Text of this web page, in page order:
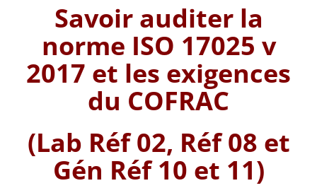
Savoir auditer la
norme ISO 17025 v
2017 et les exigences
du COFRAC
(Lab Réf 02, Réf 08 et
Gén Réf 10 et 11)